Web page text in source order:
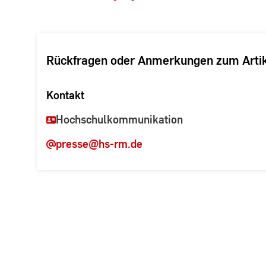
Rückfragen oder Anmerkungen zum
Kontakt
Hochschulkommunikation
presse@hs-rm.de